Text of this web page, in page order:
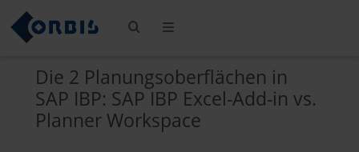
Die 2 Planungsoberflächen in
SAP IBP: SAP IBP Excel-Add-in vs.
Planner Workspace